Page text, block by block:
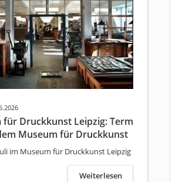
für Druckkunst Leipzig: Term
Museum für Druckkunst
im Museum für Druckkunst Leipzig
Weiterlesen